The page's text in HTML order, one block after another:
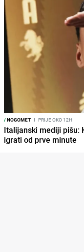
/NOGOMET I PRIJE OKO 12H
Italijanski mediji pišu:
igrati od prve minute